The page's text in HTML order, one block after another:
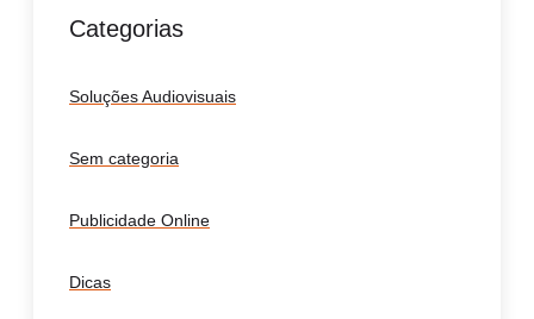
Categorias
Soluções Audiovisuais
Sem categoria
Publicidade Online
Dicas